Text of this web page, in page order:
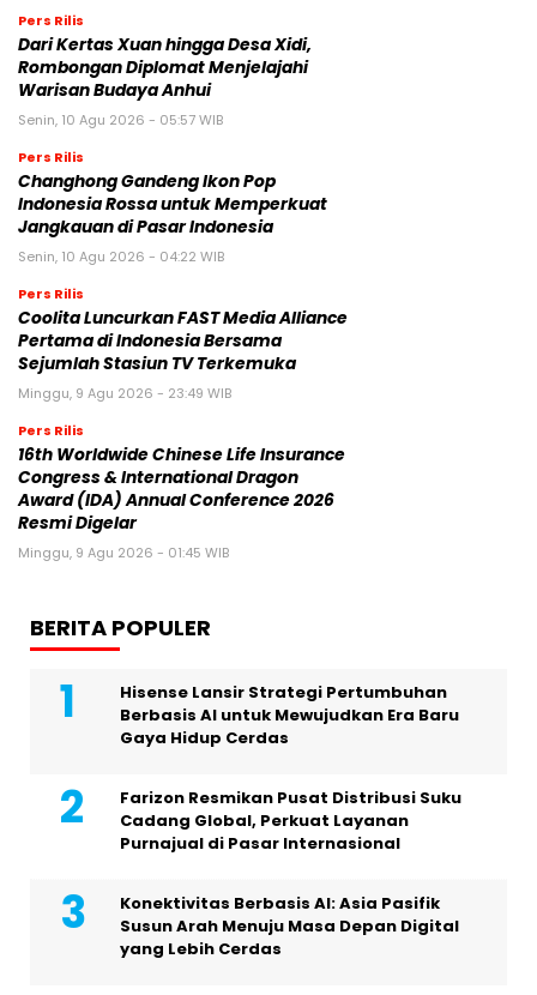
Pers Rilis
Dari Kertas Xuan hingga Desa Xidi,
Rombongan Diplomat Menjelajahi
Warisan Budaya Anhui
Senin, 10 Agu 2026 - 05:57 WIB
Pers Rilis
Changhong Gandeng Ikon Pop
Indonesia Rossa untuk Memperkuat
Jangkauan di Pasar Indonesia
Senin, 10 Agu 2026 - 04:22 WIB
Pers Rilis
Coolita Luncurkan FAST Media Alliance
Pertama di Indonesia Bersama
Sejumlah Stasiun TV Terkemuka
Minggu, 9 Agu 2026 - 23:49 WIB
Pers Rilis
16th Worldwide Chinese Life Insurance
Congress & International Dragon
Award (IDA) Annual Conference 2026
Resmi Digelar
Minggu, 9 Agu 2026 - 01:45 WIB
BERITA POPULER
Hisense Lansir Strategi Pertumbuhan
Berbasis AI untuk Mewujudkan Era Baru
Gaya Hidup Cerdas
Farizon Resmikan Pusat Distribusi Suku
Cadang Global, Perkuat Layanan
Purnajual di Pasar Internasional
Konektivitas Berbasis AI: Asia Pasifik
Susun Arah Menuju Masa Depan Digital
yang Lebih Cerdas